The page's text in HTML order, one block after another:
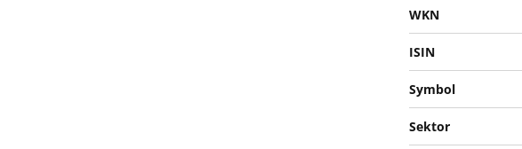
WKN
ISIN
Symbol
Sektor